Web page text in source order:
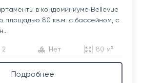
в кондоминиуме Bellevue
площадью 80 кв.м. с бассейном, с
2 Нет 80 м²
Подробнее